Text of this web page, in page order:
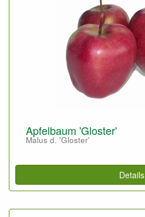
Apfelbaum 'Gloster'
Malus d. 'Gloster'
Details